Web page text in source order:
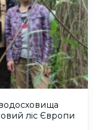
ліс Європи